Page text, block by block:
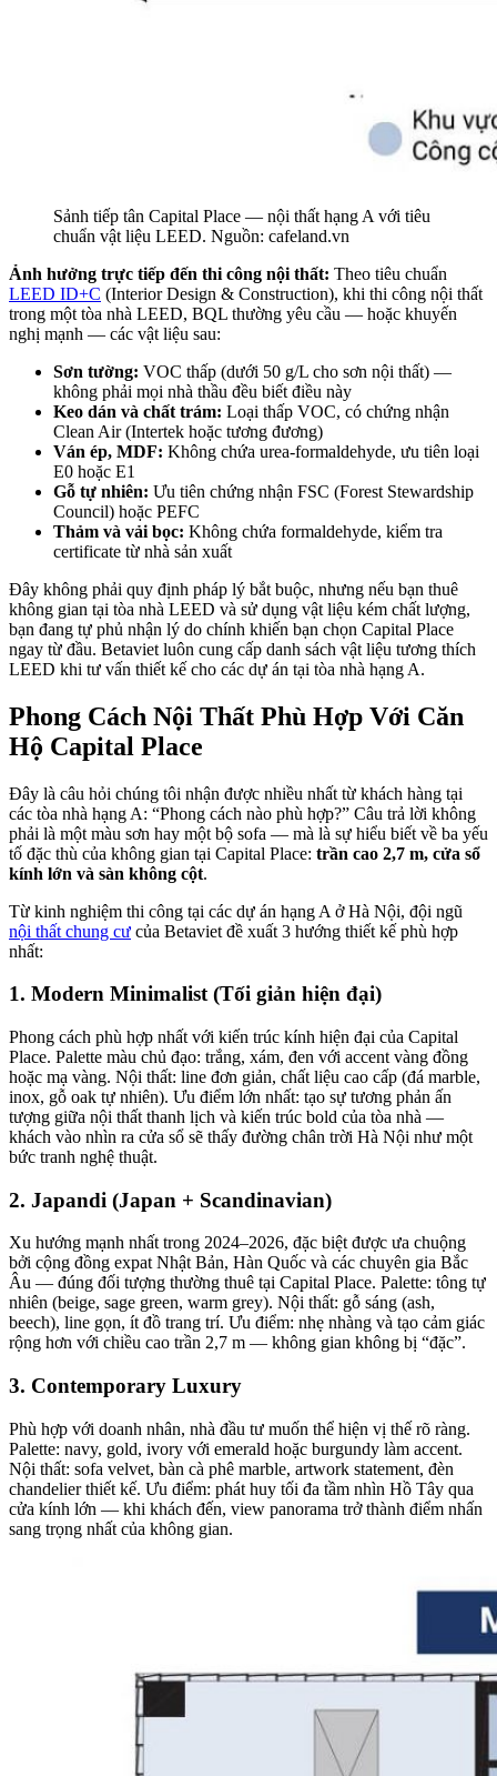
Sảnh tiếp tân Capital Place — nội thất hạng A với tiêu
chuẩn vật liệu LEED. Nguồn: cafeland.vn
Ảnh hưởng trực tiếp đến thi công nội thất: Theo tiêu chuẩn
LEED ID+C (Interior Design & Construction), khi thi công nội thất
trong một tòa nhà LEED, BQL thường yêu cầu — hoặc khuyến
nghị mạnh — các vật liệu sau:
Sơn tường: VOC thấp (dưới 50 g/L cho sơn nội thất) —
không phải mọi nhà thầu đều biết điều này
Keo dán và chất trám: Loại thấp VOC, có chứng nhận
Clean Air (Intertek hoặc tương đương)
Ván ép, MDF: Không chứa urea-formaldehyde, ưu tiên loại
E0 hoặc E1
Gỗ tự nhiên: Ưu tiên chứng nhận FSC (Forest Stewardship
Council) hoặc PEFC
Thảm và vải bọc: Không chứa formaldehyde, kiểm tra
certificate từ nhà sản xuất
Đây không phải quy định pháp lý bắt buộc, nhưng nếu bạn thuê
không gian tại tòa nhà LEED và sử dụng vật liệu kém chất lượng,
bạn đang tự phủ nhận lý do chính khiến bạn chọn Capital Place
ngay từ đầu. Betaviet luôn cung cấp danh sách vật liệu tương thích
LEED khi tư vấn thiết kế cho các dự án tại tòa nhà hạng A.
Phong Cách Nội Thất Phù Hợp Với Căn
Hộ Capital Place
Đây là câu hỏi chúng tôi nhận được nhiều nhất từ khách hàng tại
các tòa nhà hạng A: “Phong cách nào phù hợp?” Câu trả lời không
phải là một màu sơn hay một bộ sofa — mà là sự hiểu biết về ba yếu
tố đặc thù của không gian tại Capital Place: trần cao 2,7 m, cửa sổ
kính lớn và sàn không cột.
Từ kinh nghiệm thi công tại các dự án hạng A ở Hà Nội, đội ngũ
nội thất chung cư của Betaviet đề xuất 3 hướng thiết kế phù hợp
nhất:
1. Modern Minimalist (Tối giản hiện đại)
Phong cách phù hợp nhất với kiến trúc kính hiện đại của Capital
Place. Palette màu chủ đạo: trắng, xám, đen với accent vàng đồng
hoặc mạ vàng. Nội thất: line đơn giản, chất liệu cao cấp (đá marble,
inox, gỗ oak tự nhiên). Ưu điểm lớn nhất: tạo sự tương phản ấn
tượng giữa nội thất thanh lịch và kiến trúc bold của tòa nhà —
khách vào nhìn ra cửa sổ sẽ thấy đường chân trời Hà Nội như một
bức tranh nghệ thuật.
2. Japandi (Japan + Scandinavian)
Xu hướng mạnh nhất trong 2024–2026, đặc biệt được ưa chuộng
bởi cộng đồng expat Nhật Bản, Hàn Quốc và các chuyên gia Bắc
Âu — đúng đối tượng thường thuê tại Capital Place. Palette: tông tự
nhiên (beige, sage green, warm grey). Nội thất: gỗ sáng (ash,
beech), line gọn, ít đồ trang trí. Ưu điểm: nhẹ nhàng và tạo cảm giác
rộng hơn với chiều cao trần 2,7 m — không gian không bị “đặc”.
3. Contemporary Luxury
Phù hợp với doanh nhân, nhà đầu tư muốn thể hiện vị thế rõ ràng.
Palette: navy, gold, ivory với emerald hoặc burgundy làm accent.
Nội thất: sofa velvet, bàn cà phê marble, artwork statement, đèn
chandelier thiết kế. Ưu điểm: phát huy tối đa tầm nhìn Hồ Tây qua
cửa kính lớn — khi khách đến, view panorama trở thành điểm nhấn
sang trọng nhất của không gian.